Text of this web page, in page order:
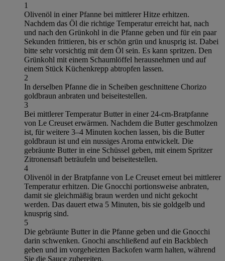
1
Olivenöl in einer Pfanne bei mittlerer Hitze erhitzen.
Nachdem das Öl die richtige Temperatur erreicht hat, nach
und nach den Grünkohl in die Pfanne geben und für ein paar
Sekunden frittieren, bis er schön grün und knusprig ist. Dabei
bitte sehr vorsichtig mit dem Öl sein. Es kann spritzen. Den
Grünkohl mit einem Schaumlöffel herausnehmen und auf
einem Stück Küchenkrepp abtropfen lassen.
2
In derselben Pfanne die in Scheiben geschnittene Chorizo
goldbraun anbraten und beiseitestellen.
3
Bei mittlerer Temperatur Butter in einer 24-cm-Bratpfanne
von Le Creuset erwärmen. Nachdem die Butter geschmolzen
ist, für weitere 3–4 Minuten kochen lassen, bis die Butter
goldbraun ist und ein nussiges Aroma entwickelt. Die
gebräunte Butter in eine Schüssel geben, mit einem Spritzer
Zitronensaft beträufeln und beiseitestellen.
4
Olivenöl in der Bratpfanne von Le Creuset erneut bei mittlerer
Temperatur erhitzen. Die Gnocchi portionsweise anbraten,
damit sie gleichmäßig braun werden und nicht gekocht
werden. Das dauert etwa 5 Minuten, bis sie goldgelb und
knusprig sind.
5
Die gebräunte Butter in die Pfanne geben und die Gnocchi
darin schwenken. Gnochi anschließend auf ein Backblech
geben und im vorgeheizten Backofen warm halten, während
Sie die Sauce zubereiten.